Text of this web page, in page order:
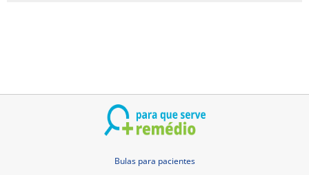
Bulas para pacientes